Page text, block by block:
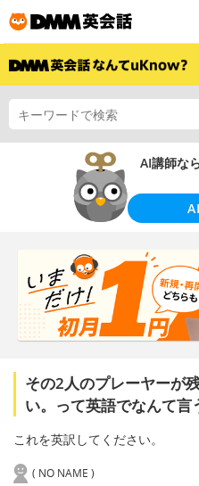
AI講師な
その2人のプレーヤーが
い。って英語でなんて言
これを英訳してください。
( NO NAME )